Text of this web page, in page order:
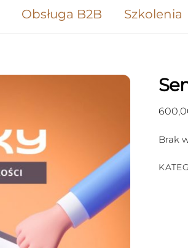
Obsługa B2B Szkolenia
Brak